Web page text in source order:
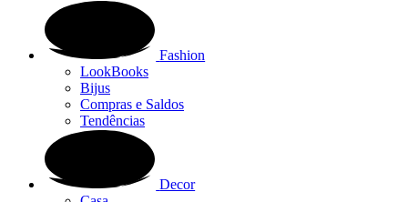
Fashion
LookBooks
Bijus
Compras e Saldos
Tendências
Decor